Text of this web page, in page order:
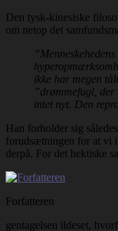
Den tysk-kinesiske
om netop det
ikke har megen
”drømmefugl,
intet nyt. Den
Han forholder sig
forudsætningen for at vi
derpå. For det hektiske
Forfatteren
gentagelsen ildeset,